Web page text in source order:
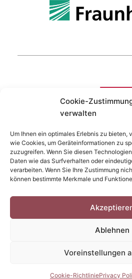
Cookie-
verwalten
Um Ihnen ein optimales Erlebnis zu bieten,
wie Cookies, um Geräteinformationen zu
zuzugreifen. Wenn Sie diesen
Daten wie das Surfverhalten oder
verarbeiten. Wenn Sie Ihre Zustimmung
können bestimmte Merkmale und
Ablehnen
Voreinstellungen
Cookie-RichtliniePrivacy